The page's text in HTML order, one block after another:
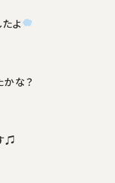
よ
かな？
♫